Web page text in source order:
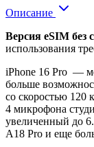
Описание
Версия eSIM без
использования
iPhone 16 Pro —
больше
со скоростью 120
4 микрофона
увеличенный до
A18 Pro и еще